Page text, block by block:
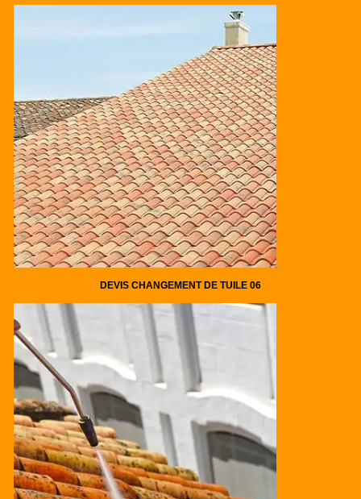
DEVIS CHANGEMENT DE TUILE 06